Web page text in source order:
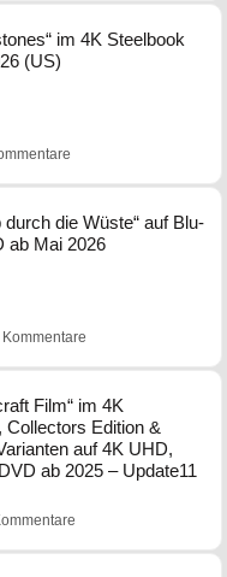
im 4K Steelbook
(US)
durch die Wüste“ auf Blu-
ab Mai 2026
Kommentare
Film“ im 4K
Collectors Edition &
auf 4K UHD,
ab 2025 – Update11